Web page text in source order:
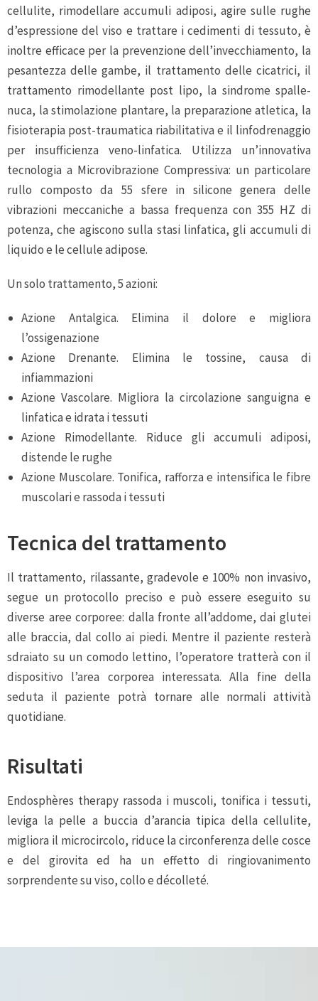
cellulite, rimodellare accumuli adiposi, agire sulle rughe
d’espressione del viso e trattare i cedimenti di tessuto, è
inoltre efficace per la prevenzione dell’invecchiamento, la
pesantezza delle gambe, il trattamento delle cicatrici, il
trattamento rimodellante post lipo, la sindrome spalle-
nuca, la stimolazione plantare, la preparazione atletica, la
fisioterapia post-traumatica riabilitativa e il linfodrenaggio
per insufficienza veno-linfatica. Utilizza un’innovativa
tecnologia a Microvibrazione Compressiva: un particolare
rullo composto da 55 sfere in silicone genera delle
vibrazioni meccaniche a bassa frequenza con 355 HZ di
potenza, che agiscono sulla stasi linfatica, gli accumuli di
liquido e le cellule adipose.
Un solo trattamento, 5 azioni:
Azione Antalgica. Elimina il dolore e migliora
l’ossigenazione
Azione Drenante. Elimina le tossine, causa di
infiammazioni
Azione Vascolare. Migliora la circolazione sanguigna e
linfatica e idrata i tessuti
Azione Rimodellante. Riduce gli accumuli adiposi,
distende le rughe
Azione Muscolare. Tonifica, rafforza e intensifica le fibre
muscolari e rassoda i tessuti
Tecnica del trattamento
Il trattamento, rilassante, gradevole e 100% non invasivo,
segue un protocollo preciso e può essere eseguito su
diverse aree corporee: dalla fronte all’addome, dai glutei
alle braccia, dal collo ai piedi. Mentre il paziente resterà
sdraiato su un comodo lettino, l’operatore tratterà con il
dispositivo l’area corporea interessata. Alla fine della
seduta il paziente potrà tornare alle normali attività
quotidiane.
Risultati
Endosphères therapy rassoda i muscoli, tonifica i tessuti,
leviga la pelle a buccia d’arancia tipica della cellulite,
migliora il microcircolo, riduce la circonferenza delle cosce
e del girovita ed ha un effetto di ringiovanimento
sorprendente su viso, collo e décolleté.